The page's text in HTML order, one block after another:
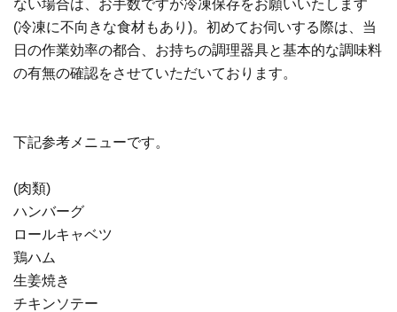
ない場合は、お手数ですが冷凍保存をお願いいたします
(冷凍に不向きな食材もあり)。初めてお伺いする際は、当
日の作業効率の都合、お持ちの調理器具と基本的な調味料
の有無の確認をさせていただいております。
下記参考メニューです。
(肉類)
ハンバーグ
ロールキャベツ
鶏ハム
生姜焼き
チキンソテー